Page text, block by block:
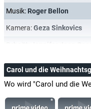
Musik: Roger Bellon
Kamera:Geza Sinkovics
Jennifer Jean
Carol und die
Wo wird "Carol und die